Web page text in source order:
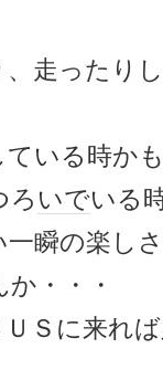
、走ったり
ている時か
ろ いでいる
瞬の楽し
・・・
Ｓに来れ